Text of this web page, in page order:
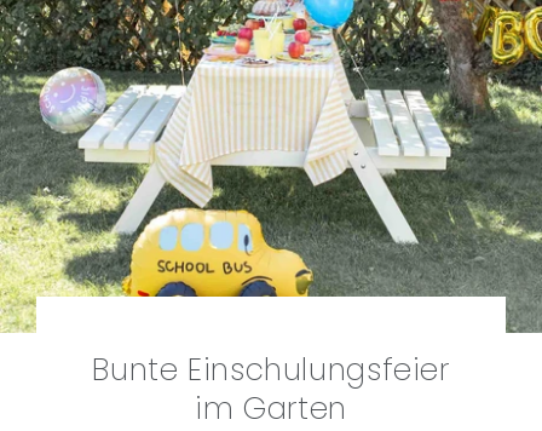
Bunte Einschulungsfeier
im Garten